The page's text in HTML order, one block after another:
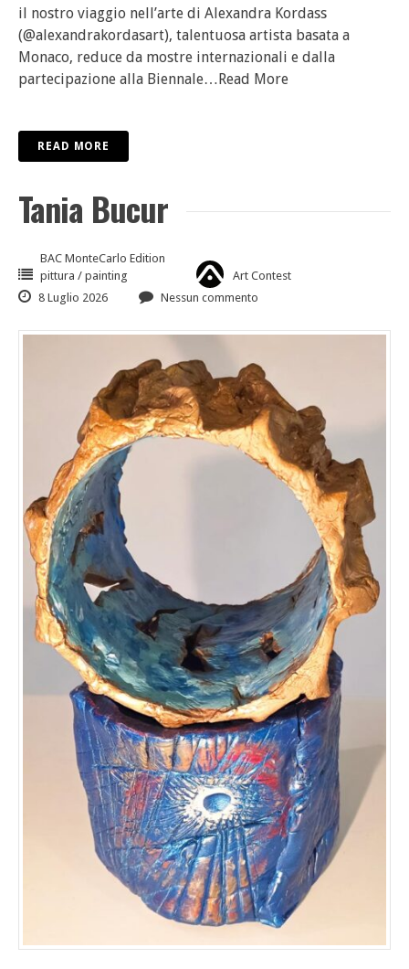
il nostro viaggio nell’arte di Alexandra Kordass
(@alexandrakordasart), talentuosa artista basata a
Monaco, reduce da mostre internazionali e dalla
partecipazione alla Biennale…Read More
READ MORE
Tania Bucur
BAC MonteCarlo Edition
pittura / painting
Art Contest
8 Luglio 2026
Nessun commento